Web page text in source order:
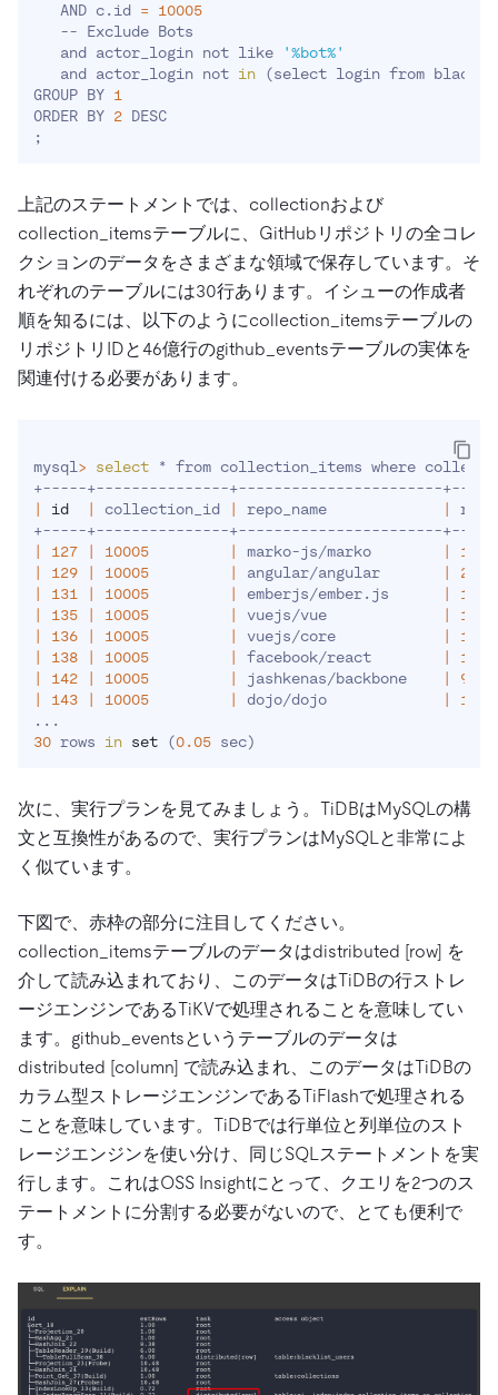
   AND c.id
=
10005
   -- Exclude Bots
   and actor_login not like
'%bot%'
   and actor_login not
in (select login from
GROUP BY 1
ORDER BY 2
;
上記のステートメントでは、collectionおよび
collection_itemsテーブルに、GitHubリポジトリの全コレ
クションのデータをさまざまな領域で保存しています。そ
れぞれのテーブルには30行あります。イシューの作成者
順を知るには、以下のようにcollection_itemsテーブルの
リポジトリIDと46億行のgithub_eventsテーブルの実体を
関連付ける必要があります。
mysql > select * from collection_items where
| id | collection_id | repo_name |
| 127 | 10005 | marko-js/marko |
|
129 | 10005 | angular/angular |
|
131 | 10005 | emberjs/ember.js |
|
135 | 10005 | vuejs/vue |
|
136 | 10005 | vuejs/core |
|
138 | 10005 | facebook/react |
|
142 | 10005 | jashkenas/backbone |
|
143 | 10005 | dojo/dojo |
..
30 rows in set (0.05 sec)
次に、実行プランを見てみましょう。TiDBはMySQLの構
文と互換性があるので、実行プランはMySQLと非常によ
く似ています。
下図で、赤枠の部分に注目してください。
collection_itemsテーブルのデータはdistributed [row] を
介して読み込まれており、このデータはTiDBの行ストレ
ージエンジンであるTiKVで処理されることを意味してい
ます。github_eventsというテーブルのデータは
distributed [column] で読み込まれ、このデータはTiDBの
カラム型ストレージエンジンであるTiFlashで処理される
ことを意味しています。TiDBでは行単位と列単位のスト
レージエンジンを使い分け、同じSQLステートメントを実
行します。これはOSS Insightにとって、クエリを2つのス
テートメントに分割する必要がないので、とても便利で
す。